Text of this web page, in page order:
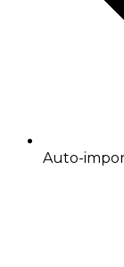
Auto-